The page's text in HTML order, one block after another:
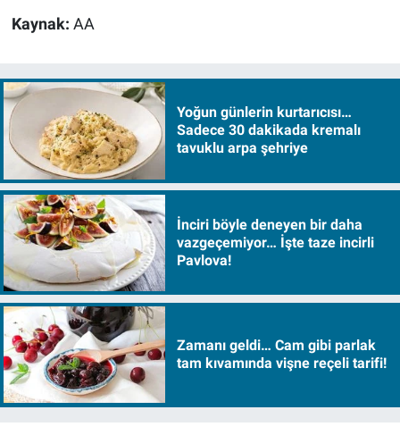
Kaynak: AA
Yoğun günlerin kurtarıcısı…
Sadece 30 dakikada kremalı
tavuklu arpa şehriye
İnciri böyle deneyen bir daha
vazgeçemiyor… İşte taze incirli
Pavlova!
Zamanı geldi… Cam gibi parlak
tam kıvamında vişne reçeli tarifi!